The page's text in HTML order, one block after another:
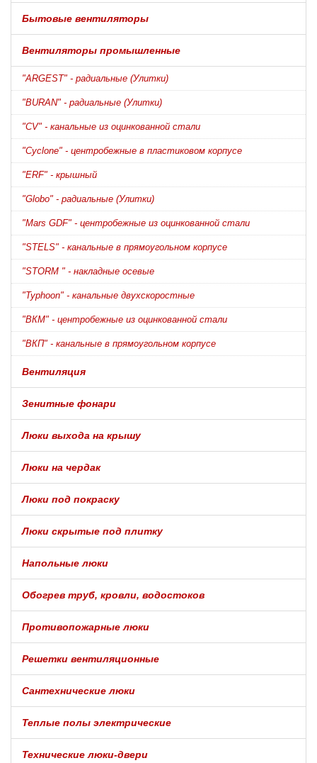
Бытовые вентиляторы
Вентиляторы промышленные
"ARGEST" - радиальные (Улитки)
"BURAN" - радиальные (Улитки)
"CV" - канальные из оцинкованной стали
"Cyclone" - центробежные в пластиковом корпусе
"ERF" - крышный
"Globo" - радиальные (Улитки)
"Mars GDF" - центробежные из оцинкованной стали
"STELS" - канальные в прямоугольном корпусе
"STORM " - накладные осевые
"Typhoon" - канальные двухскоростные
"ВКМ" - центробежные из оцинкованной стали
"ВКП" - канальные в прямоугольном корпусе
Вентиляция
Зенитные фонари
Люки выхода на крышу
Люки на чердак
Люки под покраску
Люки скрытые под плитку
Напольные люки
Обогрев труб, кровли, водостоков
Противопожарные люки
Решетки вентиляционные
Сантехнические люки
Теплые полы электрические
Технические люки-двери